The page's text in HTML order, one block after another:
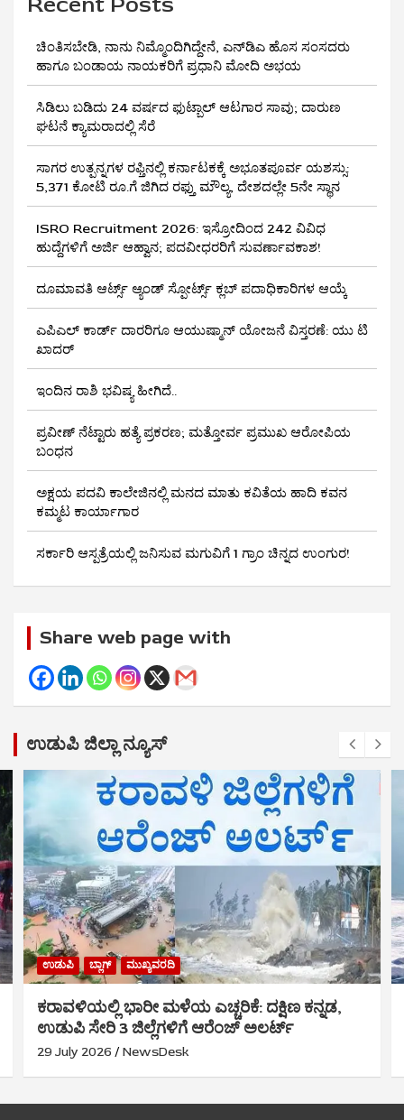
ಚಿಂತಿಸಬೇಡಿ, ನಾನು ನಿಮ್ಮೊಂದಿಗಿದ್ದೇನೆ, ಎನ್‌ಡಿಎ ಹೊಸ ಸಂಸದರು
ಹಾಗೂ ಬಂಡಾಯ ನಾಯಕರಿಗೆ ಪ್ರಧಾನಿ ಮೋದಿ ಅಭಯ
ಸಿಡಿಲು ಬಡಿದು 24 ವರ್ಷದ ಫುಟ್ಬಾಲ್ ಆಟಗಾರ ಸಾವು; ದಾರುಣ
ಘಟನೆ ಕ್ಯಾಮರಾದಲ್ಲಿ ಸೆರೆ
ಸಾಗರ ಉತ್ಪನ್ನಗಳ ರಫ್ತಿನಲ್ಲಿ ಕರ್ನಾಟಕಕ್ಕೆ ಅಭೂತಪೂರ್ವ ಯಶಸ್ಸು:
5,371 ಕೋಟಿ ರೂ.ಗೆ ಜಿಗಿದ ರಫ್ತು ಮೌಲ್ಯ, ದೇಶದಲ್ಲೇ 5ನೇ ಸ್ಥಾನ
ISRO Recruitment 2026: ಇಸ್ರೋದಿಂದ 242 ವಿವಿಧ
ಹುದ್ದೆಗಳಿಗೆ ಅರ್ಜಿ ಆಹ್ವಾನ; ಪದವೀಧರರಿಗೆ ಸುವರ್ಣಾವಕಾಶ!
ದೂಮಾವತಿ ಆರ್ಟ್ಸ್ ಆ್ಯಂಡ್ ಸ್ಪೋರ್ಟ್ಸ್ ಕ್ಲಬ್‌ ಪದಾಧಿಕಾರಿಗಳ ಆಯ್ಕೆ
ಎಪಿಎಲ್ ಕಾರ್ಡ್ ದಾರರಿಗೂ ಆಯುಷ್ಮಾನ್ ಯೋಜನೆ ವಿಸ್ತರಣೆ: ಯು ಟಿ
ಖಾದರ್
ಇಂದಿನ ರಾಶಿ ಭವಿಷ್ಯ ಹೀಗಿದೆ..
ಪ್ರವೀಣ್ ನೆಟ್ಟಾರು ಹತ್ಯೆ ಪ್ರಕರಣ; ಮತ್ತೋರ್ವ ಪ್ರಮುಖ ಆರೋಪಿಯ
ಬಂಧನ
ಅಕ್ಷಯ ಪದವಿ ಕಾಲೇಜಿನಲ್ಲಿ ಮನದ ಮಾತು ಕವಿತೆಯ ಹಾದಿ ಕವನ
ಕಮ್ಮಟ ಕಾರ್ಯಾಗಾರ
ಸರ್ಕಾರಿ ಆಸ್ಪತ್ರೆಯಲ್ಲಿ ಜನಿಸುವ ಮಗುವಿಗೆ 1 ಗ್ರಾಂ ಚಿನ್ನದ ಉಂಗುರ!
Share web page with
ಉಡುಪಿ ಜಿಲ್ಲಾ ನ್ಯೂಸ್
ಉಡುಪಿ ಬ್ಲಾಗ್ ಮುಖ್ಯವರದಿ
ಕರಾವಳಿಯಲ್ಲಿ ಭಾರೀ ಮಳೆಯ ಎಚ್ಚರಿಕೆ: ದಕ್ಷಿಣ ಕನ್ನಡ,
ಉಡುಪಿ ಸೇರಿ 3 ಜಿಲ್ಲೆಗಳಿಗೆ ಆರೆಂಜ್ ಅಲರ್ಟ್
29 July 2026 NewsDesk